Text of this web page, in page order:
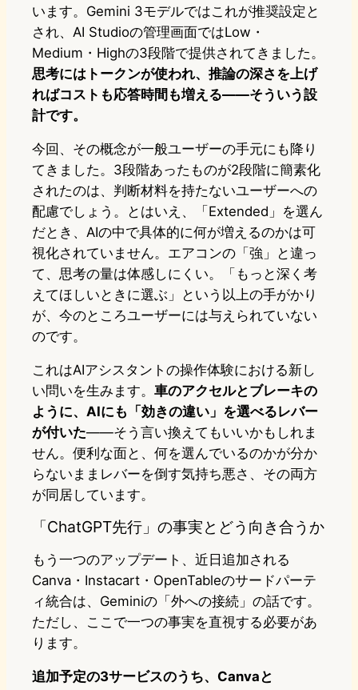
います。Gemini 3モデルではこれが推奨設定と
され、AI Studioの管理画面ではLow・
Medium・Highの3段階で提供されてきました。
思考にはトークンが使われ、推論の深さを上げ
ればコストも応答時間も増える――そういう設
計です。
今回、その概念が一般ユーザーの手元にも降り
てきました。3段階あったものが2段階に簡素化
されたのは、判断材料を持たないユーザーへの
配慮でしょう。とはいえ、「Extended」を選ん
だとき、AIの中で具体的に何が増えるのかは可
視化されていません。エアコンの「強」と違っ
て、思考の量は体感しにくい。「もっと深く考
えてほしいときに選ぶ」という以上の手がかり
が、今のところユーザーには与えられていない
のです。
これはAIアシスタントの操作体験における新し
い問いを生みます。 車のアクセルとブレーキの
ように、AIにも「効きの違い」を選べるレバー
が付いた――そう言い換えてもいいかもしれま
せん。便利な面と、何を選んでいるのかが分か
らないままレバーを倒す気持ち悪さ、その両方
が同居しています。
「ChatGPT先行」の事実とどう向き合うか
もう一つのアップデート、近日追加される
Canva・Instacart・OpenTableのサードパーテ
ィ統合は、Geminiの「外への接続」の話です。
ただし、ここで一つの事実を直視する必要があ
ります。
追加予定の3サービスのうち、Canvaと